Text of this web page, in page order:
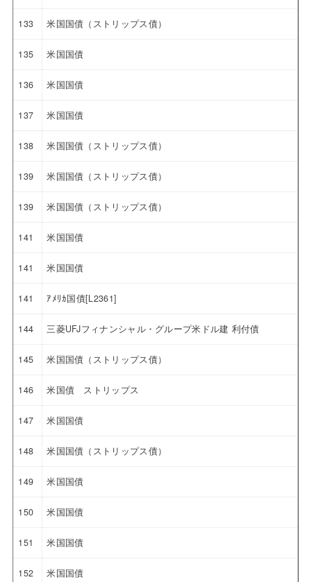
133 米国国債（ストリップス債）
135 米国国債
136 米国国債
137 米国国債
138 米国国債（ストリップス債）
139 米国国債（ストリップス債）
139 米国国債（ストリップス債）
141 米国国債
141 米国国債
141 ｱﾒﾘｶ国債[L2361]
144 三菱UFJフィナンシャル・グループ米ドル建 利付債
145 米国国債（ストリップス債）
146 米国債 ストリップス
147 米国国債
148 米国国債（ストリップス債）
149 米国国債
150 米国国債
151 米国国債
152 米国国債